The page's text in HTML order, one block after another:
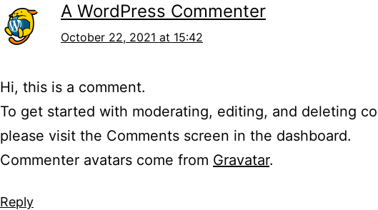
A WordPress Commenter
October 22, 2021 at 15:42
Hi, this is a comment.
To get started with moderating, editing, and deleting
please visit the Comments screen in the dashboard.
Commenter avatars come from Gravatar.
Reply